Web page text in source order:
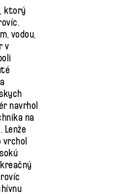
ktorý
vodou,
v
navrhol
na
vrchol